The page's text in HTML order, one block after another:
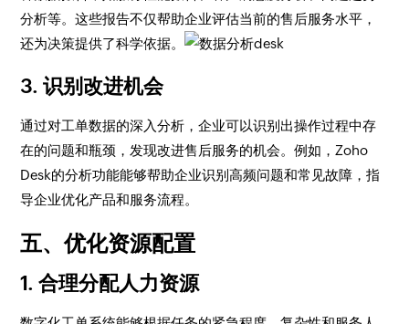
分析等。这些报告不仅帮助企业评估当前的售后服务水平，
还为决策提供了科学依据。
3. 识别改进机会
通过对工单数据的深入分析，企业可以识别出操作过程中存
在的问题和瓶颈，发现改进售后服务的机会。例如，Zoho
Desk的分析功能能够帮助企业识别高频问题和常见故障，指
导企业优化产品和服务流程。
五、优化资源配置
1. 合理分配人力资源